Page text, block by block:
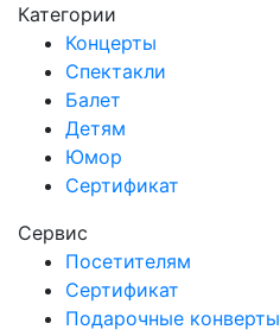
Категории
Концерты
Спектакли
Балет
Детям
Юмор
Сертификат
Сервис
Посетителям
Сертификат
Подарочные конверты